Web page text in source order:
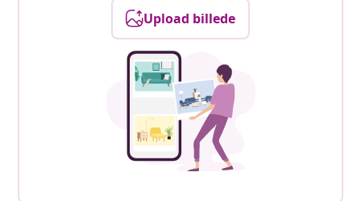
Upload billede